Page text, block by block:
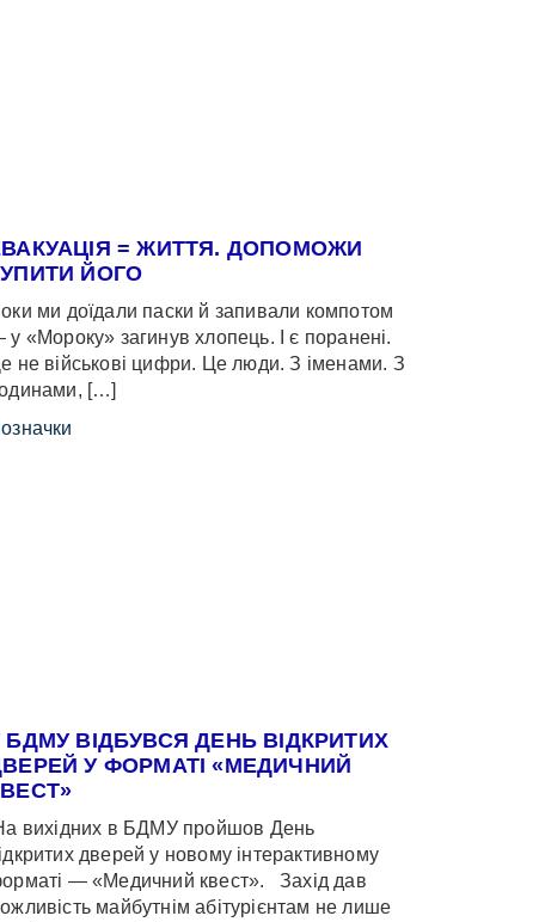
= ЖИТТЯ. ДОПОМОЖИ
ЙОГО
ми доїдали паски й запивали компотом
«Мороку» загинув хлопець. І є поранені.
не військові цифри. Це люди. З іменами. З
[…]
БДМУ ВІДБУВСЯ ДЕНЬ ВІДКРИТИХ
У ФОРМАТІ «МЕДИЧНИЙ
вихідних в БДМУ пройшов День
дверей у новому інтерактивному
— «Медичний квест». Захід дав
майбутнім абітурієнтам не лише